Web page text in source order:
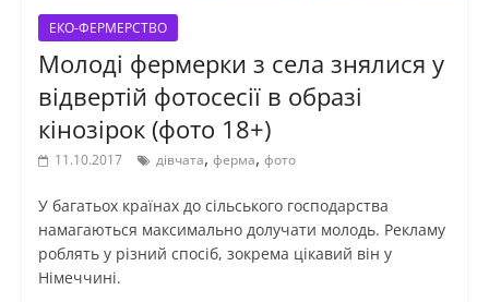
ЕКО-ФЕРМЕРСТВО
Молоді фермерки з села знялися у
відвертій фотосесії в образі
кінозірок (фото 18+)
11.10.2017 дівчата, ферма, фото
У багатьох країнах до сільського господарства
намагаються максимально долучати молодь. Рекламу
роблять у різний спосіб, зокрема цікавий він у
Німеччині.